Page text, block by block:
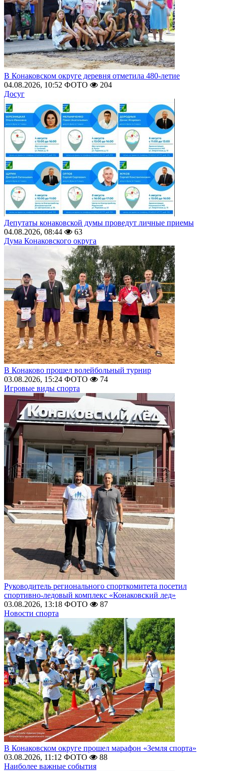
В Конаковском округе деревня отметила 480-летие
04.08.2026, 10:52 ФОТО
204
Досуг
Депутаты конаковской думы проведут личные приемы
04.08.2026, 08:44
63
Дума Конаковского округа
В Конаково прошел волейбольный турнир
03.08.2026, 15:24 ФОТО
74
Игровые виды спорта
Руководитель регионального спорткомитета посетил
спортивно-ледовый комплекс «Конаковский лед»
03.08.2026, 13:18 ФОТО
87
Новости спорта
В Конаковском округе прошел марафон «Земля спорта»
03.08.2026, 11:12 ФОТО
88
Наиболее важные события